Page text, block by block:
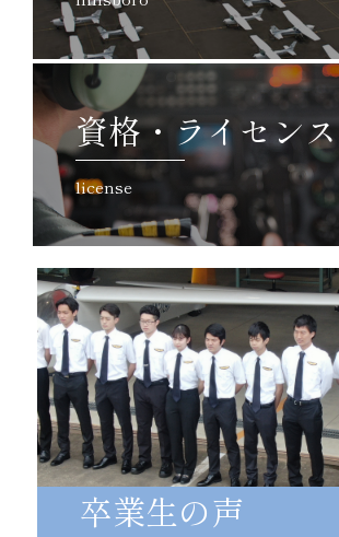
資格・ライセンス
license
卒業生の声